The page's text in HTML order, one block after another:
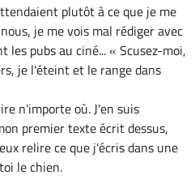
plutôt à ce que je me
je me vois mal rédiger avec
les pubs au ciné... « Scusez-moi,
je l'éteint et le range dans
n'importe où. J'en suis
premier texte écrit dessus,
relire ce que j'écris dans une
le chien.